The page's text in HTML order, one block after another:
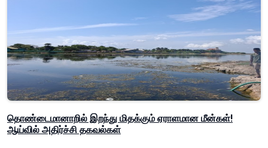
தொண்டைமானாறில் இறந்து மிதக்கும் ஏராளமான மீன்கள்!
ஆய்வில் அதிர்ச்சி தகவல்கள்